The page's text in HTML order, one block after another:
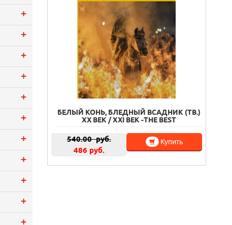
БЕЛЫЙ КОНЬ, БЛЕДНЫЙ ВСАДНИК (ТВ.)
XX ВЕК / XXI ВЕК -THE BEST
540.00руб.
486 руб.
Купить
+
+
+
+
+
+
+
+
+
+
+